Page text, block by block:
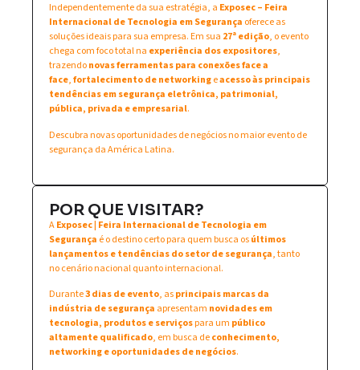
Independentemente da sua estratégia, a Exposec – Feira
Internacional de Tecnologia em Segurança oferece as
soluções ideais para sua empresa. Em sua 27ª edição, o evento
chega com foco total na experiência dos expositores,
trazendonovas ferramentas para conexões face a
face,fortalecimento de networkingeacesso às principais
tendências em segurança eletrônica, patrimonial,
pública, privada e empresarial.
Descubra novas oportunidades de negócios no maior evento de
segurança da América Latina.
POR QUE VISITAR?
AExposec | Feira Internacional de Tecnologia em
Segurança é o destino certo para quem busca osúltimos
lançamentos e tendências do setor de segurança, tanto
no cenário nacional quanto internacional.
Durante3 dias de evento, asprincipais marcas da
indústria de segurança apresentam novidades em
tecnologia, produtos e serviçospara um público
altamente qualificado, em busca deconhecimento,
networking e oportunidades de negócios.